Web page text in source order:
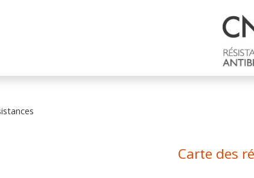
Carte des